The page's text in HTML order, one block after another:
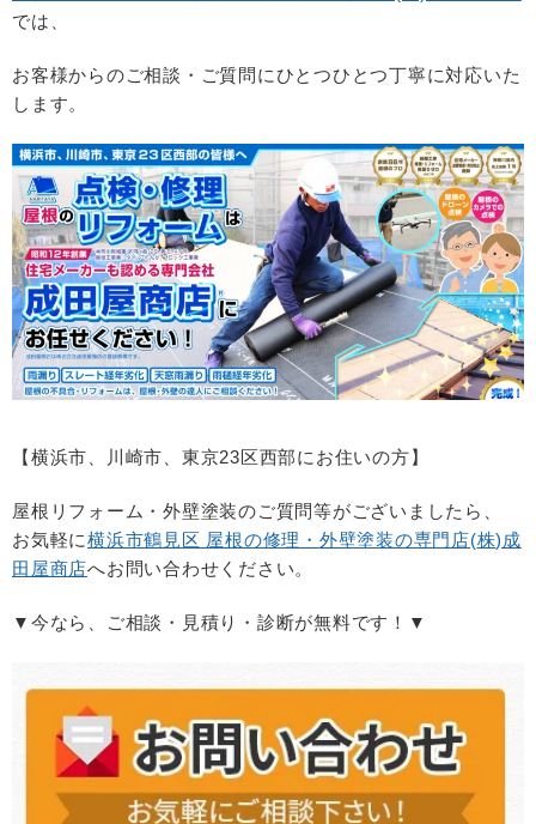
では、
お客様からのご相談・ご質問にひとつひとつ丁寧に対応いた
します。
【横浜市、川崎市、東京23区西部にお住いの方】
屋根リフォーム・外壁塗装のご質問等がございましたら、
お気軽に横浜市鶴見区 屋根の修理・ 外壁塗装の専門店(株) 成
田屋商店へお問い合わせください。
▼今なら、ご相談・見積り・診断が無料です！▼